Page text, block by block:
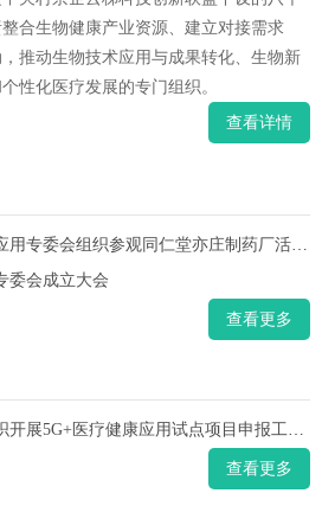
合生物健康产业资源、建立对接需求
推动生物技术应用与成果转化、生物新
性化医疗发展的专门组织。
查看详情
专委会组织参观同仁堂亦庄制药厂活动的通知
委会成立大会
查看更多
展5G+医疗健康应用试点项目申报工作的通知
查看更多